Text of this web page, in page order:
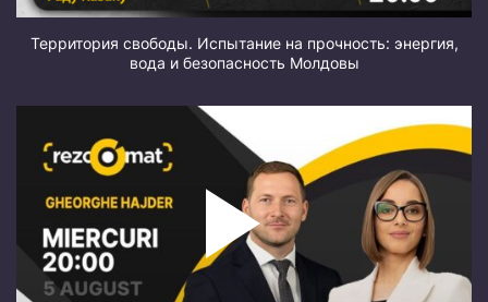
Территория свободы. Испытание на прочность: энергия,
вода и безопасность Молдовы